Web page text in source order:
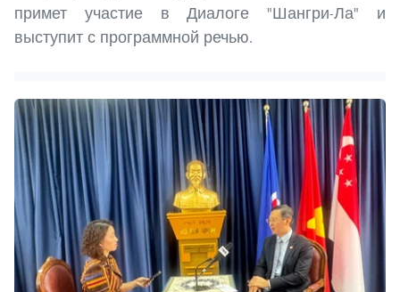
примет участие в Диалоге "Шангри-Ла" и
выступит с программной речью.